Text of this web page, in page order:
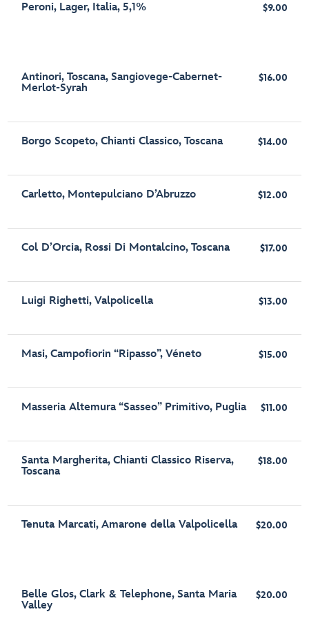
Peroni, Lager, Italia, 5,1% $9.00
Antinori, Toscana, Sangiovege-Cabernet-
Merlot-Syrah
$16.00
Borgo Scopeto, Chianti Classico, Toscana $14.00
Carletto, Montepulciano D’Abruzzo $12.00
Col D’Orcia, Rossi Di Montalcino, Toscana $17.00
Luigi Righetti, Valpolicella $13.00
Masi, Campofiorin “Ripasso”, Véneto $15.00
Masseria Altemura “Sasseo” Primitivo, Puglia $11.00
Santa Margherita, Chianti Classico Riserva,
Toscana
$18.00
Tenuta Marcati, Amarone della Valpolicella $20.00
Belle Glos, Clark & Telephone, Santa Maria
Valley
$20.00